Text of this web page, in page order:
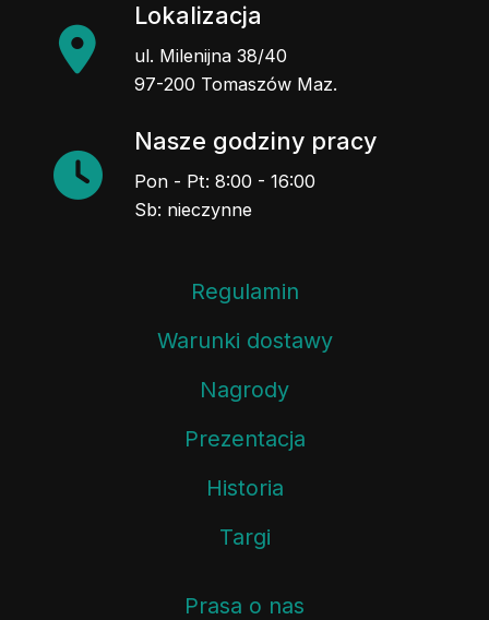
Lokalizacja
ul. Milenijna 38/40
97-200 Tomaszów Maz.
Nasze godziny pracy
Pon - Pt: 8:00 - 16:00
Sb: nieczynne
Regulamin
Warunki dostawy
Nagrody
Prezentacja
Historia
Targi
Prasa o nas